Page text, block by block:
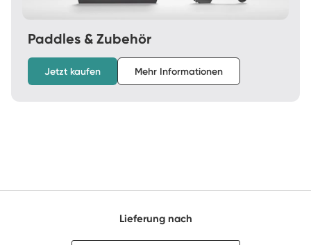
Paddles & Zubehör
Jetzt kaufen Mehr Informationen
Lieferung nach